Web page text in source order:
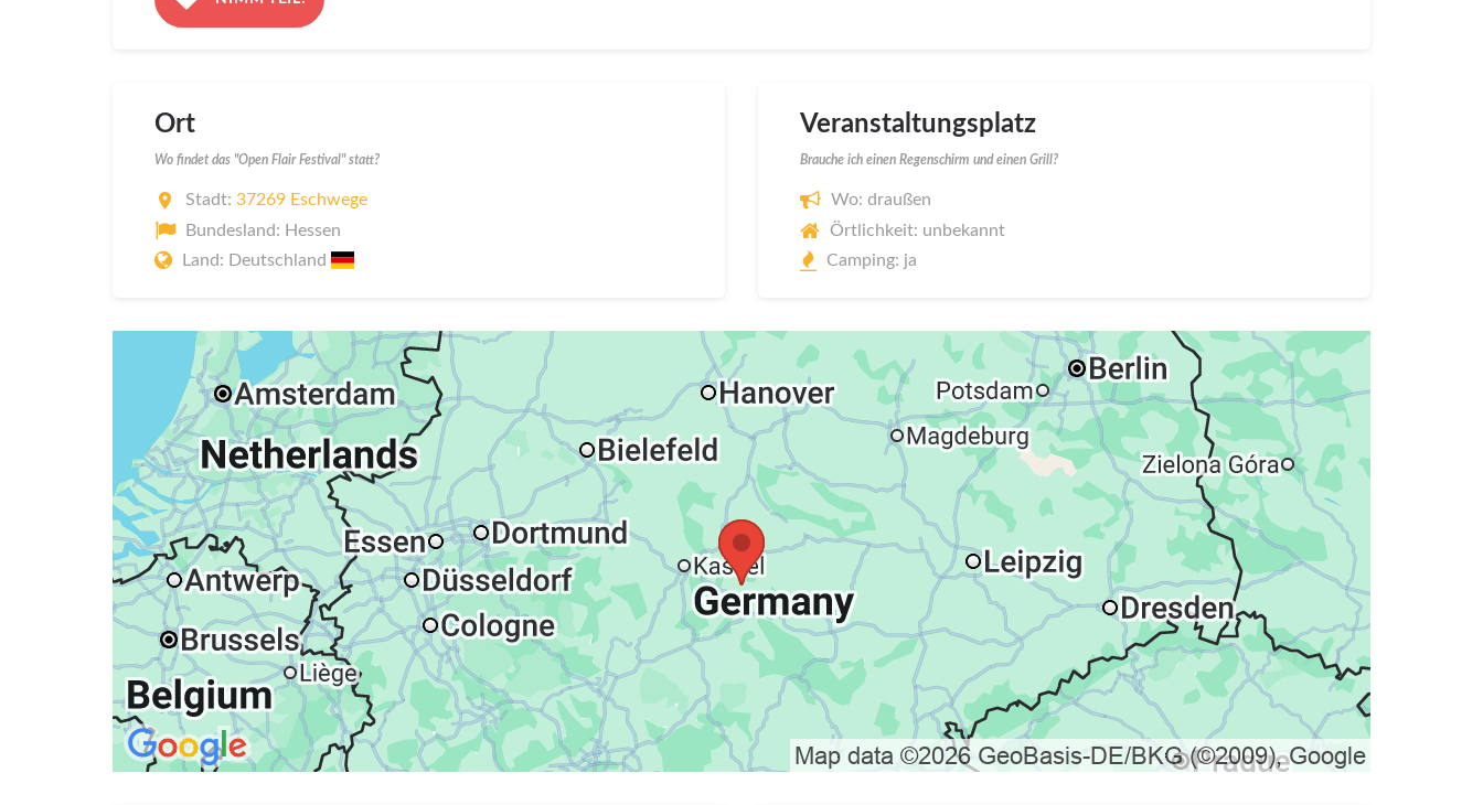
Ort
Wo findet das "Open Flair Festival" statt?
Stadt: 37269 Eschwege
Bundesland: Hessen
Land: Deutschland
Veranstaltungsplatz
Brauche ich einen Regenschirm und einen Grill?
Wo: draußen
Örtlichkeit: unbekannt
Camping: ja